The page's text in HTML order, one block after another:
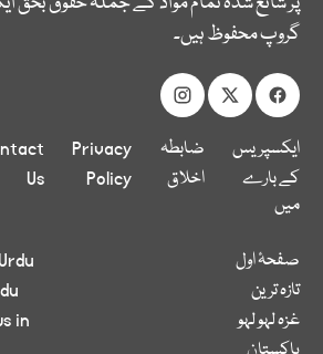
گروپ محفوظ ہیں۔
ایکسپریس
کے بارے
میں
ضابطہ
اخلاق
Privacy
Policy
Us
صفحۂ اول
تازہ ترین
غزہ لہو لہو
in